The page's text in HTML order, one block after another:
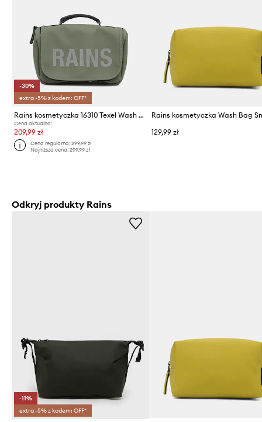
-30%
extra -5% z kodem: OFF*
Rains kosmetyczka 16310 Texel Wash Bag W3
Cena aktualna:
209,99 zł
Cena regularna:299,99 zł
Najniższa cena:299,99 zł
129,99 zł
Odkryj produkty Rains
-11%
extra -5% z kodem: OFF*